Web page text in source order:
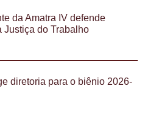
da Amatra IV defende
Justiça do Trabalho
diretoria para o biênio 2026-